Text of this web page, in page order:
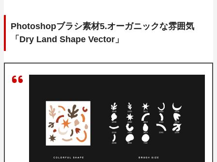
Photoshopブラシ素材5.オーガニックな雰囲気
「Dry Land Shape Vector」